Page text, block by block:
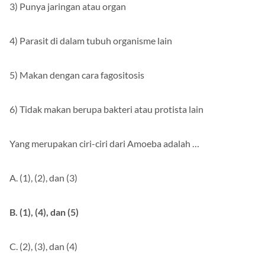
3) Punya jaringan atau organ
4) Parasit di dalam tubuh organisme lain
5) Makan dengan cara fagositosis
6) Tidak makan berupa bakteri atau protista lain
Yang merupakan ciri-ciri dari Amoeba adalah …
A. (1), (2), dan (3)
B. (1), (4), dan (5)
C. (2), (3), dan (4)